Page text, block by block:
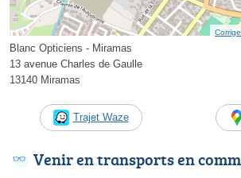
Blanc Opticiens - Miramas
13 avenue Charles de Gaulle
13140 Miramas
Trajet Waze
Venir en transports en